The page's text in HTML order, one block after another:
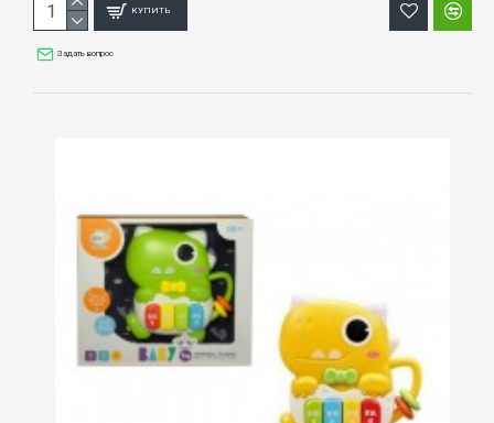
КУПИТЬ
Задать вопрос